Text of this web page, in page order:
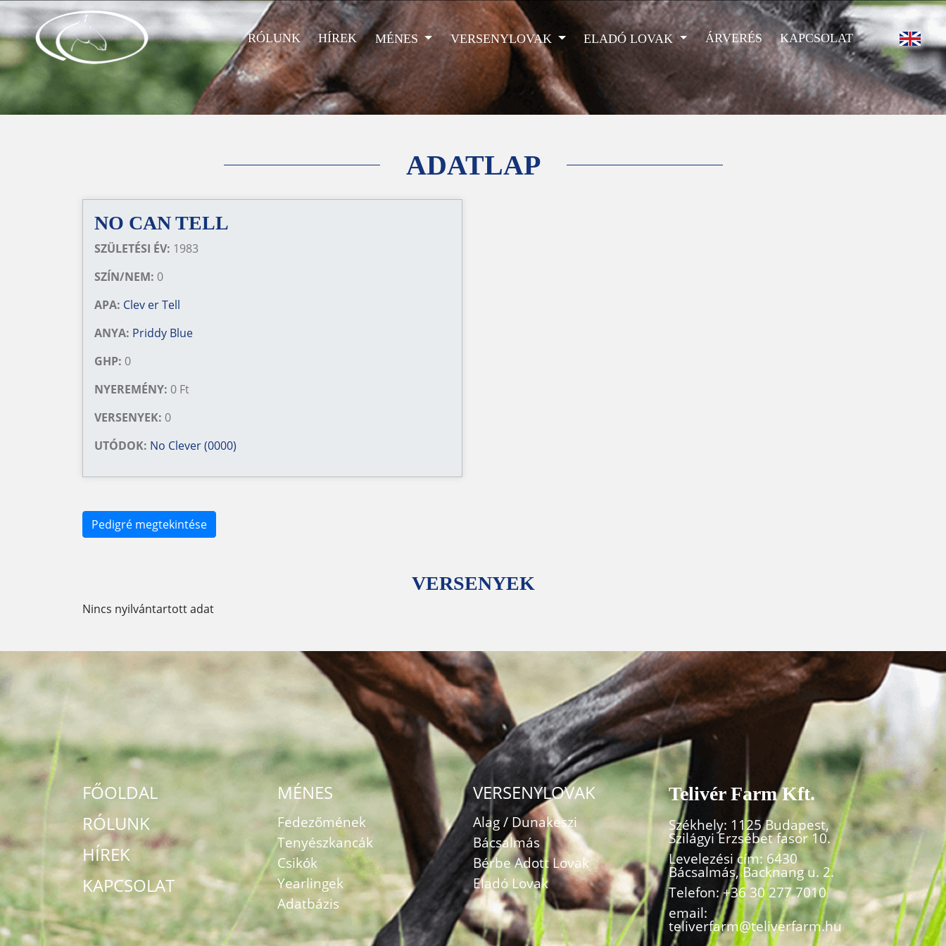
RÓLUNK HÍREK MÉNES VERSENYLOVAK ELADÓ LOVAK ÁRVERÉS KAPCSOLAT
ADATLAP
NO CAN TELL
SZÜLETÉSI ÉV: 1983
SZÍN/NEM: 0
APA: Clev er Tell
ANYA: Priddy Blue
GHP: 0
NYEREMÉNY: 0 Ft
VERSENYEK: 0
UTÓDOK: No Clever (0000)
Pedigré megtekintése
VERSENYEK
Nincs nyilvántartott adat
FŐOLDAL
RÓLUNK
HÍREK
KAPCSOLAT
MÉNES
Fedezőmének
Tenyészkancák
Csikók
Yearlingek
Adatbázis
VERSENYLOVAK
Alag / Dunakeszi
Bácsalmás
Bérbe Adott Lovak
Eladó Lovak
Telivér Farm Kft.
Székhely: 1125 Budapest,
Szilágyi Erzsébet fasor 10.
Levelezési cím: 6430
Bácsalmás, Backnang u. 2.
Telefon:+36 30 277 7010
email:
teliverfarm@teliverfarm.hu